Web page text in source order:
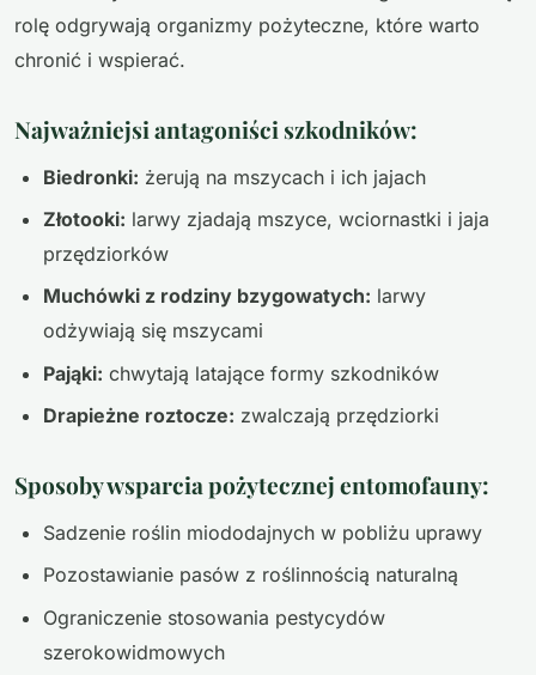
rolę odgrywają organizmy pożyteczne, które warto
chronić i wspierać.
Najważniejsi antagoniści szkodników:
Biedronki: żerują na mszycach i ich jajach
Złotooki: larwy zjadają mszyce, wciornastki i jaja
przędziorków
Muchówki z rodziny bzygowatych: larwy
odżywiają się mszycami
Pająki: chwytają latające formy szkodników
Drapieżne roztocze: zwalczają przędziorki
Sposoby wsparcia pożytecznej entomofauny:
Sadzenie roślin miododajnych w pobliżu uprawy
Pozostawianie pasów z roślinnością naturalną
Ograniczenie stosowania pestycydów
szerokowidmowych